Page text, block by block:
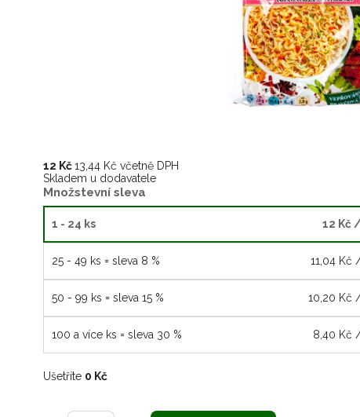
12 Kč13,44 Kč včetně DPH
Skladem u dodavatele
Množstevní sleva
1 - 24 ks 12 Kč
25 - 49 ks = sleva 8 % 11,04 Kč
50 - 99 ks = sleva 15 % 10,20 Kč
100 a více ks = sleva 30 % 8,40 Kč
Ušetříte 0 Kč